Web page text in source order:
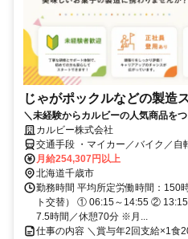
じゃがポックルなどの製造
＼未経験からカルビーの人気商品を
未経験OK！充実の研修で安心スタ
下でプライベートも充実！ ◆正社員
カルビー株式会社
交通手段 ・マイカー／バイク／自
千歳線 千歳駅から車で15分 JR千
月給254,307円以上
北海道千歳市
勤務時間 平均所定労働時間：150
ト交替） ① 06:15～14:55 ②
7.5時間／休憩70分 ※月...
仕事の内容 ＼賞与年2回支給×1食